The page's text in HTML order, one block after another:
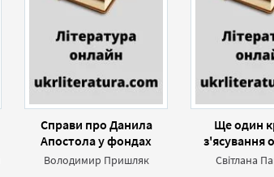
Справи про Данила
Апостола у фондах
Російського державного
Володимир Пришляк
Ще один
з'ясування
смерті
Світлана